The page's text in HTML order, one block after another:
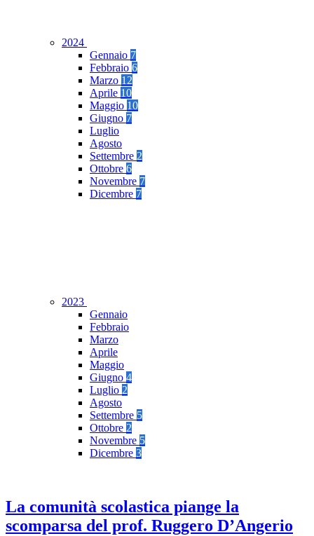
2024
Gennaio 7
Febbraio 6
Marzo 12
Aprile 10
Maggio 10
Giugno 7
Luglio
Agosto
Settembre 2
Ottobre 6
Novembre 7
Dicembre 7
2023
Gennaio
Febbraio
Marzo
Aprile
Maggio
Giugno 4
Luglio 2
Agosto
Settembre 5
Ottobre 2
Novembre 5
Dicembre 3
La comunità scolastica piange la
scomparsa del prof. Ruggero D’Angerio